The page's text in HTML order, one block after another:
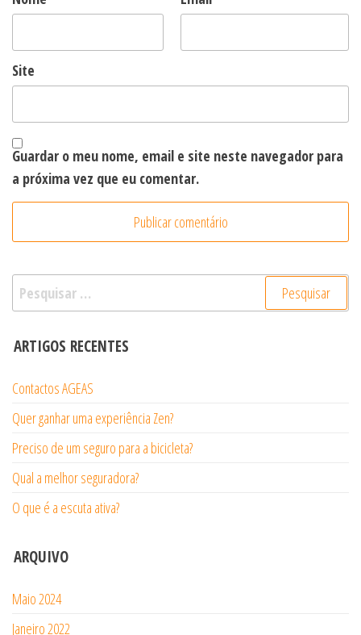
Site
Guardar o meu nome, email e site neste navegador para
a próxima vez que eu comentar.
Pesquisar
por:
ARTIGOS RECENTES
Contactos AGEAS
Quer ganhar uma experiência Zen?
Preciso de um seguro para a bicicleta?
Qual a melhor seguradora?
O que é a escuta ativa?
ARQUIVO
Maio 2024
Janeiro 2022